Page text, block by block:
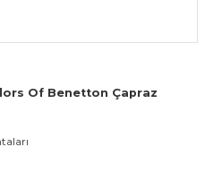
Of Benetton Çapraz